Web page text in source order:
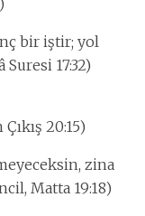
bir iştir; yol
17:32)
20:15)
zina
Matta 19:18)